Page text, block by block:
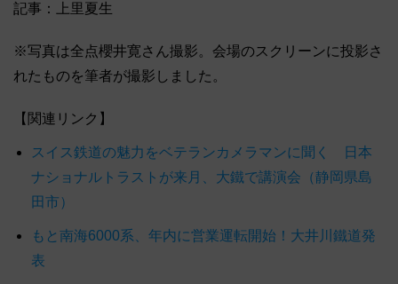
記事：上里夏生
※写真は全点櫻井寛さん撮影。会場のスクリーンに投影さ
れたものを筆者が撮影しました。
【関連リンク】
スイス鉄道の魅力をベテランカメラマンに聞く 日本
ナショナルトラストが来月、大鐵で講演会（静岡県島
田市）
もと南海6000系、年内に営業運転開始！大井川鐵道発
表